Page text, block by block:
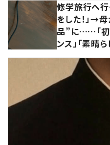
修学旅行へ
をした！」→
品”に……「初
ンス」「素晴ら